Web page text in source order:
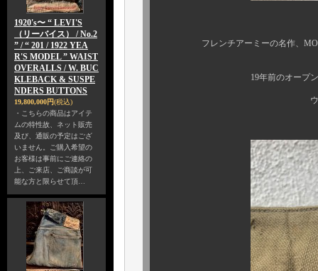
1920's〜 “ LEVI'S
（リーバイス） / No.2
” / “ 201 / 1922 YEA
R'S MODEL ” WAIST
OVERALLS / W. BUC
KLEBACK & SUSPE
NDERS BUTTONS
19,800,000円(税込)
・こちらの商品はアイテ
ムの特性故、ネット販売
及び、通販の予定はござ
いません。ご購入希望の
お客様は事前にご連絡の
上、ご来店、ご商談が可
能な方と限らせて頂…
フレンチアーミーの名作、
19年前のオープン当初から
ウチの人気アイ